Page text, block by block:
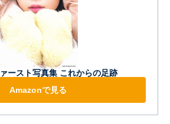
ースト写真集 これからの足跡
Amazonで見る